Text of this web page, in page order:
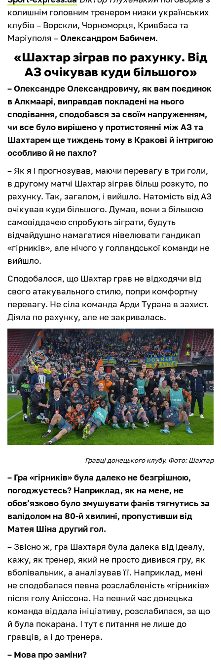
колишнім головним тренером низки українських
клубів – Ворскли, Чорноморця, Кривбаса та
Маріуполя –Олександром Бабичем.
«Шахтар зіграв по рахунку. Від
АЗ очікував куди більшого»
– Олександре Олександровичу, як вам поєдинок
в Алкмаарі, виправдав покладені на нього
сподівання, сподобався за своїм напруженням,
чи все було вирішено у протистоянні між АЗ та
Шахтарем ще тиждень тому в Кракові й інтригою
особливо й не пахло?
– Як я і прогнозував, маючи перевагу в три голи,
в другому матчі Шахтар зіграв більш розкуто, по
рахунку. Так, загалом, і вийшло. Натомість від АЗ
очікував куди більшого. Думав, вони з більшою
самовіддачею спробують зіграти, будуть
відчайдушно намагатися нівелювати гандикап
«гірників», але нічого у голландської команди не
вийшло.
Сподобалося, що Шахтар грав не відходячи від
свого атакувального стилю, попри комфортну
перевагу. Не сіла команда Арди Турана в захист.
Діяла по рахунку, але не закривалась.
Гравці донецького клубу. Фото: Шахтар
– Гра «гірників» була далеко не безгрішною,
погоджуєтесь? Наприклад, як на мене, не
обов’язково було змушувати фанів тягнутись за
валідолом на 80-й хвилині, пропустивши від
Матея Шіна другий гол.
– Звісно ж, гра Шахтаря була далека від ідеалу,
кажу, як тренер, який не просто дивився гру, як
вболівальник, а аналізував її. Наприклад, мені
не сподобалася певна розслабленість «гірників»
після голу Аліссона. На певний час донецька
команда віддала ініціативу, розслабилася, за що
й була покарана. І тут є питання не лише до
гравців, а і до тренера.
– Мова про заміни?